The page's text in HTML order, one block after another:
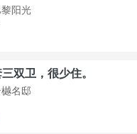
阳光
双卫，很少住。
名邸